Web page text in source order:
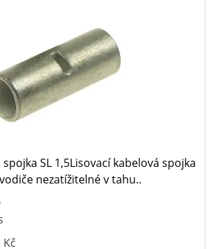
SL 1,5Lisovací kabelová spojka
nezatížitelné v tahu..
Kč